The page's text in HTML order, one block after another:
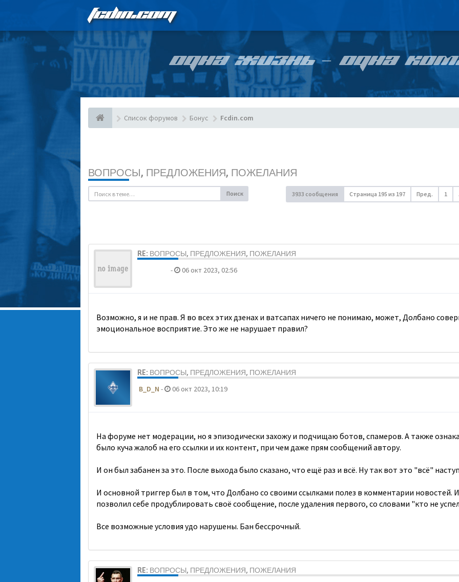
FCDIN.COM
ОДНА ЖИЗНЬ – ОДНА
Список форумов Бонус Fcdin.com
ВОПРОСЫ, ПРЕДЛОЖЕНИЯ, ПОЖЕЛАНИЯ
Поиск 3933 сообщения Страница 195 из 197 Пред. 1
RE: ВОПРОСЫ, ПРЕДЛОЖЕНИЯ, ПОЖЕЛАНИЯ
- 06 окт 2023, 02:56
Возможно, я и не прав. Я во всех этих дзенах и ватсапах ничего не понимаю, может, Долбано
эмоциональное восприятие. Это же не нарушает правил?
RE: ВОПРОСЫ, ПРЕДЛОЖЕНИЯ, ПОЖЕЛАНИЯ
B_D_N - 06 окт 2023, 10:19
На форуме нет модерации, но я эпизодически захожу и подчищаю ботов, спамеров. А также
было куча жалоб на его ссылки и их контент, при чем даже прям сообщений автору.
И он был забанен за это. После выхода было сказано, что ещё раз и всё. Ну так вот это "всё"
И основной триггер был в том, что Долбано со своими ссылками полез в комментарии новостей.
позволил себе продублировать своё сообщение, после удаления первого, со словами "кто не
Все возможные условия удо нарушены. Бан бессрочный.
RE: ВОПРОСЫ, ПРЕДЛОЖЕНИЯ, ПОЖЕЛАНИЯ